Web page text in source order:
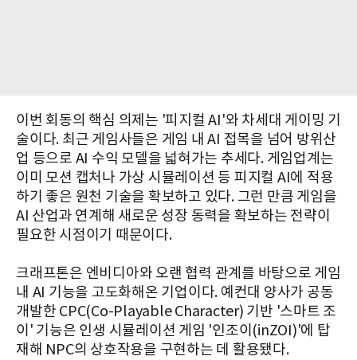
이번 회동의 핵심 의제는 '피지컬 AI'와 차세대 게이밍 기
술이다. 최근 게임사들은 게임 내 AI 접목을 넘어 방위산
업 등으로 AI 수익 모델을 넓혀가는 추세다. 게임업계는
이미 모션 캡처나 가상 시뮬레이션 등 피지컬 AI에 적용
하기 좋은 원천 기술을 확보하고 있다. 그런 만큼 게임을
AI 산업과 연계해 새로운 성장 동력을 확보하는 전략이
필요한 시점이기 때문이다.
크래프톤은 엔비디아와 오랜 협력 관계를 바탕으로 게임
내 AI 기능을 고도화해온 기업이다. 예컨대 양사가 공동
개발한 CPC(Co-Playable Character) 기반 '스마트 조
이' 기능은 인생 시뮬레이션 게임 '인조이(inZOI)'에 탑
재해 NPC의 상호작용을 구현하는 데 활용됐다.